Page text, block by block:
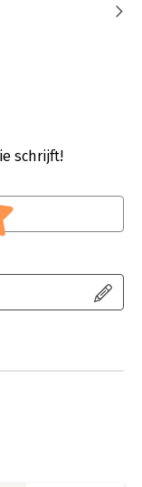
familielid dat in
een bloeiende en
staat, die van plan
strijd tegen dit
schrijft!